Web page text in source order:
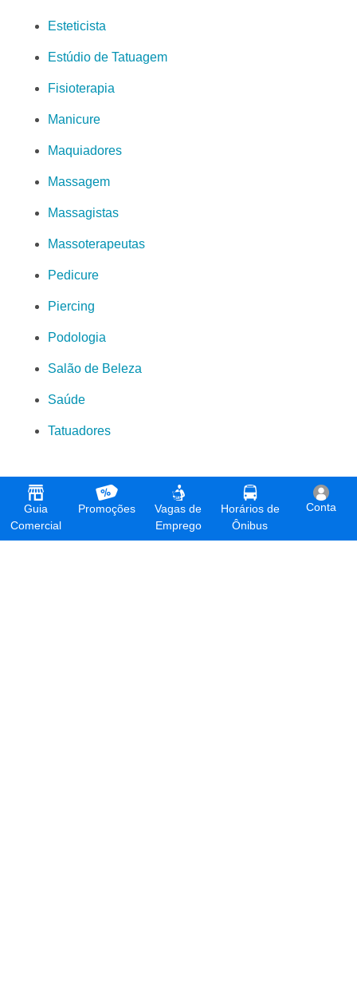
Guia
Comercial
Promoções
Vagas de
Emprego
Horários de
Ônibus
Conta
Esteticista
Estúdio de Tatuagem
Fisioterapia
Manicure
Maquiadores
Massagem
Massagistas
Massoterapeutas
Pedicure
Piercing
Podologia
Salão de Beleza
Saúde
Tatuadores